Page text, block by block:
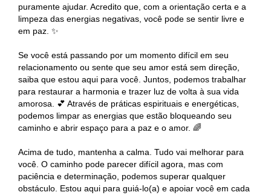
puramente ajudar. Acredito que, com a orientação certa e a
limpeza das energias negativas, você pode se sentir livre e
em paz. ✨
Se você está passando por um momento difícil em seu
relacionamento ou sente que seu amor está sem direção,
saiba que estou aqui para você. Juntos, podemos trabalhar
para restaurar a harmonia e trazer luz de volta à sua vida
amorosa. 💕 Através de práticas espirituais e energéticas,
podemos limpar as energias que estão bloqueando seu
caminho e abrir espaço para a paz e o amor. 🌈
Acima de tudo, mantenha a calma. Tudo vai melhorar para
você. O caminho pode parecer difícil agora, mas com
paciência e determinação, podemos superar qualquer
obstáculo. Estou aqui para guiá-lo(a) e apoiar você em cada